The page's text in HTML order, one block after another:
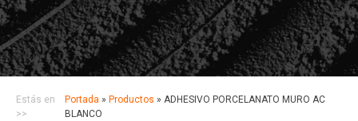
Estás en
>>
Portada » Productos » ADHESIVO PORCELANATO MURO AC
BLANCO